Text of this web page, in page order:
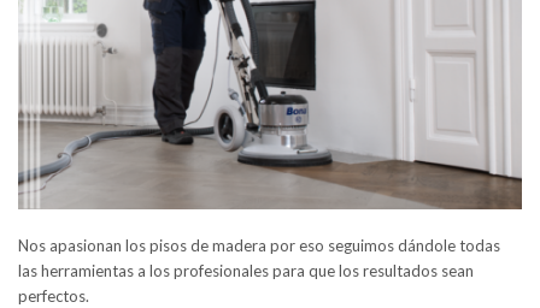
Nos apasionan los pisos de madera por eso seguimos dándole todas
las herramientas a los profesionales para que los resultados sean
perfectos.